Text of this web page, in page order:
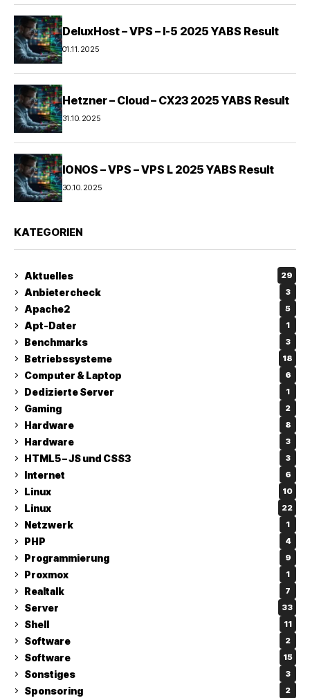
DeluxHost – VPS – I-5 2025 YABS Result
01.11.2025
Hetzner – Cloud – CX23 2025 YABS Result
31.10.2025
IONOS – VPS – VPS L 2025 YABS Result
30.10.2025
KATEGORIEN
Aktuelles 29
Anbietercheck 3
Apache2 5
Apt-Dater 1
Benchmarks 3
Betriebssysteme 18
Computer & Laptop 6
Dedizierte Server 1
Gaming 2
Hardware 8
Hardware 3
HTML5 – JS und CSS3 3
Internet 6
Linux 10
Linux 22
Netzwerk 1
PHP 4
Programmierung 9
Proxmox 1
Realtalk 7
Server 33
Shell 11
Software 2
Software 15
Sonstiges 3
Sponsoring 2